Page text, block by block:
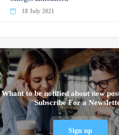
18 July 2021
Whant to be notified about new
Subscribe For a
Sign up